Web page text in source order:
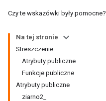
Czy te wskazówki były pomocne?
Na tej stronie
Streszczenie
Atrybuty publiczne
Funkcje publiczne
Atrybuty publiczne
ziarno2_